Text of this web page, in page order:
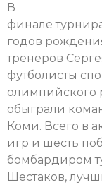
В
финале
годов
тренеров
футболисты
олимпийского
обыграли
Коми. Всего в
игр и шесть
бомбардиром
Шестаков,